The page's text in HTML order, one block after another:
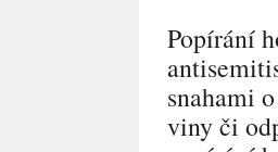
Popírání
snahami
viny či